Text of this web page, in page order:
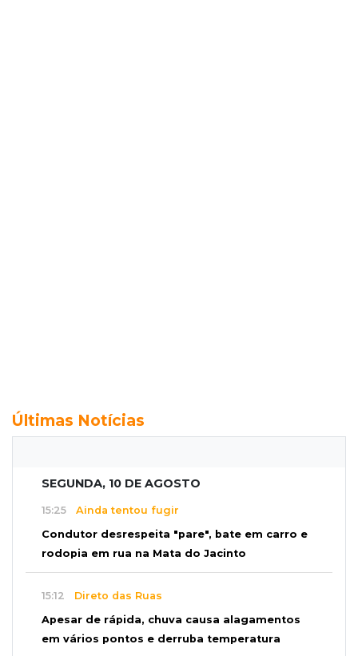
Últimas Notícias
SEGUNDA, 10 DE AGOSTO
15:25 Ainda tentou fugir
Condutor desrespeita "pare", bate em carro e
rodopia em rua na Mata do Jacinto
15:12 Direto das Ruas
Apesar de rápida, chuva causa alagamentos
em vários pontos e derruba temperatura